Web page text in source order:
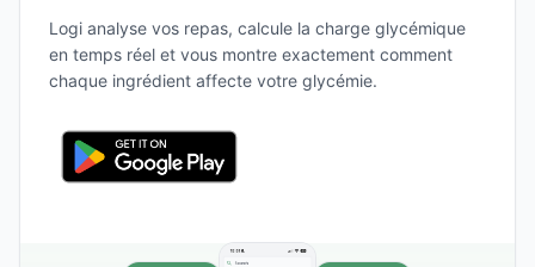
Logi analyse vos repas, calcule la charge glycémique
en temps réel et vous montre exactement comment
chaque ingrédient affecte votre glycémie.